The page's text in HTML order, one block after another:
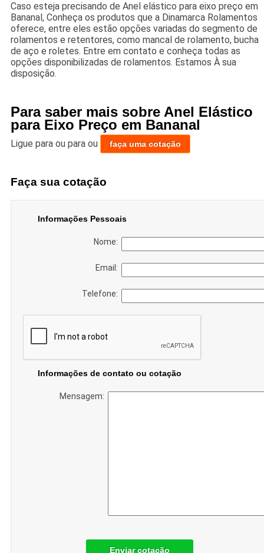
Caso esteja precisando de Anel elástico para eixo preço em
Bananal, Conheça os produtos que a Dinamarca Rolamentos
oferece, entre eles estão opções variadas do segmento de
rolamentos e retentores, como mancal de rolamento, bucha
de aço e roletes. Entre em contato e conheça todas as
opções disponibilizadas de rolamentos. Estamos À sua
disposição.
Para saber mais sobre Anel Elástico
para Eixo Preço em Bananal
Ligue para ou para ou faça uma cotação
Faça sua cotação
Informações Pessoais
Nome:
Email:
Telefone:
Informações de contato ou cotação
Mensagem:
Enviar cotação